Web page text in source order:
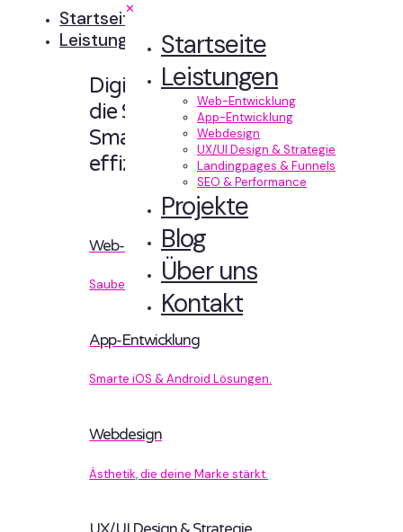
✕
Startseite
Leistungen
Web-Entwicklung
App-Entwicklung
Webdesign
UX/UI Design & Strategie
Landingpages & Funnels
SEO & Performance
Projekte
Blog
Über uns
Kontakt
Startseite
Leistungen
Digitale Erlebnisse,
die Sinn machen.
Smart designt und
effizient entwickelt.
Web-Entwicklung
Sauberer Code, der performt.
App-Entwicklung
Smarte iOS & Android Lösungen.
Webdesign
Ästhetik, die deine Marke stärkt.